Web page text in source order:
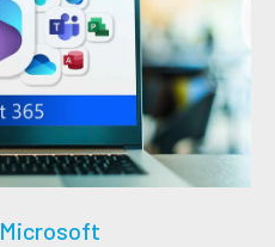
Microsoft